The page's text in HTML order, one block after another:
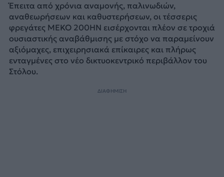
Έπειτα από χρόνια αναμονής, παλινωδιών,
αναθεωρήσεων και καθυστερήσεων, οι τέσσερις
φρεγάτες MEKO 200HN εισέρχονται πλέον σε τροχιά
ουσιαστικής αναβάθμισης με στόχο να παραμείνουν
αξιόμαχες, επιχειρησιακά επίκαιρες και πλήρως
ενταγμένες στο νέο δικτυοκεντρικό περιβάλλον του
Στόλου.
ΔΙΑΦΗΜΙΣΗ